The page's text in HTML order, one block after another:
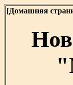
[Домашняя